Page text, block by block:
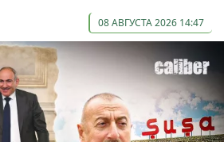
08 АВГУСТА 2026 14:47